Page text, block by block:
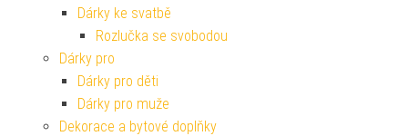
Dárky ke svatbě
Rozlučka se svobodou
Dárky pro
Dárky pro děti
Dárky pro muže
Dekorace a bytové doplňky